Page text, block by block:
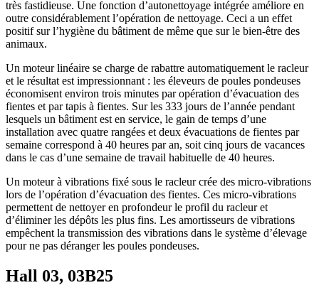
très fastidieuse. Une fonction d’autonettoyage intégrée améliore en
outre considérablement l’opération de nettoyage. Ceci a un effet
positif sur l’hygiène du bâtiment de même que sur le bien-être des
animaux.
Un moteur linéaire se charge de rabattre automatiquement le racleur
et le résultat est impressionnant : les éleveurs de poules pondeuses
économisent environ trois minutes par opération d’évacuation des
fientes et par tapis à fientes. Sur les 333 jours de l’année pendant
lesquels un bâtiment est en service, le gain de temps d’une
installation avec quatre rangées et deux évacuations de fientes par
semaine correspond à 40 heures par an, soit cinq jours de vacances
dans le cas d’une semaine de travail habituelle de 40 heures.
Un moteur à vibrations fixé sous le racleur crée des micro-vibrations
lors de l’opération d’évacuation des fientes. Ces micro-vibrations
permettent de nettoyer en profondeur le profil du racleur et
d’éliminer les dépôts les plus fins. Les amortisseurs de vibrations
empêchent la transmission des vibrations dans le système d’élevage
pour ne pas déranger les poules pondeuses.
Hall 03, 03B25